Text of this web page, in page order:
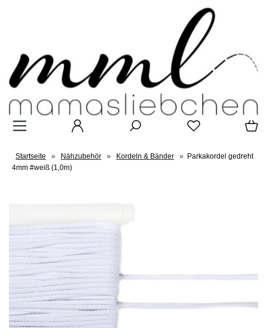
Startseite » Nähzubehör » Kordeln & Bänder » Parkakordel gedreht
4mm #weiß (1,0m)